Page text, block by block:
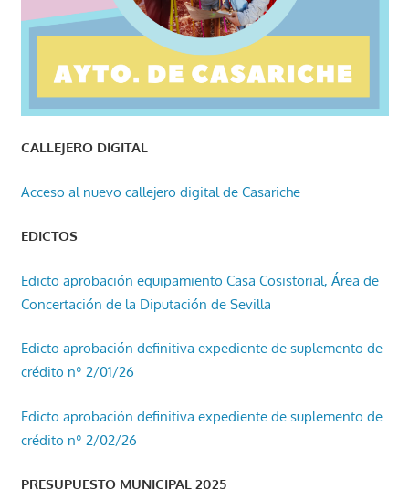
CALLEJERO DIGITAL
Acceso al nuevo callejero digital de Casariche
EDICTOS
Edicto aprobación equipamiento Casa Cosistorial, Área de
Concertación de la Diputación de Sevilla
Edicto aprobación definitiva expediente de suplemento de
crédito nº 2/01/26
Edicto aprobación definitiva expediente de suplemento de
crédito nº 2/02/26
PRESUPUESTO MUNICIPAL 2025